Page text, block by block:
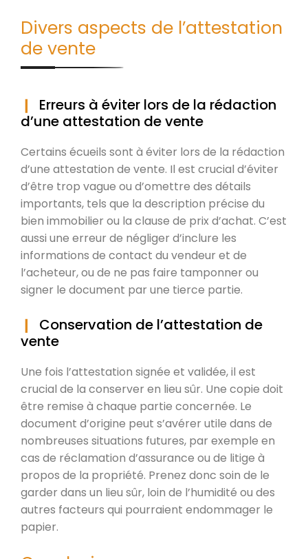
Divers aspects de l’attestation
de vente
Erreurs à éviter lors de la rédaction
d’une attestation de vente
Certains écueils sont à éviter lors de la rédaction
d’une attestation de vente. Il est crucial d’éviter
d’être trop vague ou d’omettre des détails
importants, tels que la description précise du
bien immobilier ou la clause de prix d’achat. C’est
aussi une erreur de négliger d’inclure les
informations de contact du vendeur et de
l’acheteur, ou de ne pas faire tamponner ou
signer le document par une tierce partie.
Conservation de l’attestation de
vente
Une fois l’attestation signée et validée, il est
crucial de la conserver en lieu sûr. Une copie doit
être remise à chaque partie concernée. Le
document d’origine peut s’avérer utile dans de
nombreuses situations futures, par exemple en
cas de réclamation d’assurance ou de litige à
propos de la propriété. Prenez donc soin de le
garder dans un lieu sûr, loin de l’humidité ou des
autres facteurs qui pourraient endommager le
papier.